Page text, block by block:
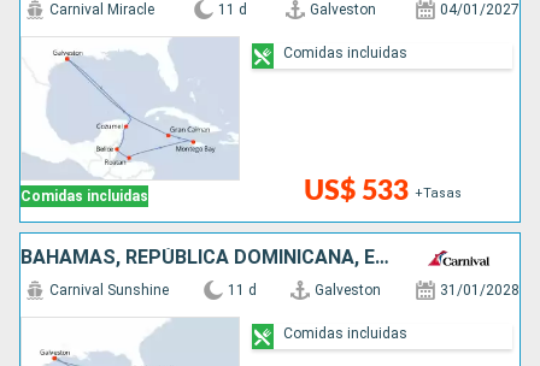
Comidas incluidas
Carnival Miracle 11 d Galveston 04/01/2027
US$ 533 +Tasas
Comidas incluidas
BAHAMAS, REPÚBLICA DOMINICANA, ESTADOS UNIDOS
Carnival Sunshine 11 d Galveston 31/01/2028
Comidas incluidas